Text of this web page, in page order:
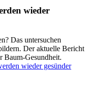
wieder
Das untersuchen
Der aktuelle Bericht
Baum-Gesundheit.
wieder gesünder